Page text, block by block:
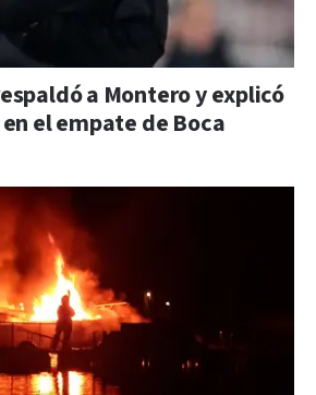
a Montero y explicó
el empate de Boca